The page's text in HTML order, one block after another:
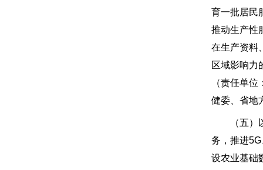
育一批居民
推动生产性
在生产资料
区域影响力
（责任单
健委、省地
（五）以
务，推进
设农业基础